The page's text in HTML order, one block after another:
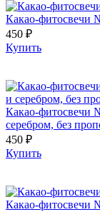
Какао-фитосвечи
450 ₽
Купить
Какао-фитосвечи
серебром, без
450 ₽
Купить
Какао-фитосвечи